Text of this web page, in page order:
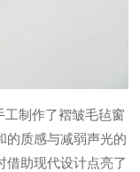
制作了褶皱毛毡窗
的质感与减弱声光的
借助现代设计点亮了